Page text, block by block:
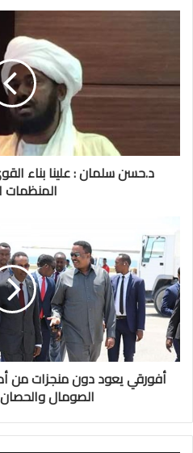
د.حسن سلمان : علينا بناء
المنظمات
أفورقي يعود دون منجزات من
الصومال والحصان